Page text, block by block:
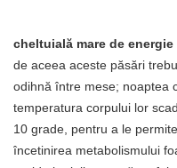
cheltuială mare de energie
de aceea aceste păsări
odihnă între mese; noaptea
temperatura corpului lor
10 grade, pentru a le
încetinirea metabolismului